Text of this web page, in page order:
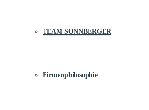
TEAM SONNBERGER
Firmenphilosophie